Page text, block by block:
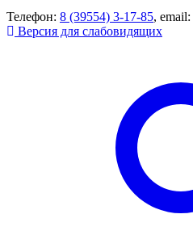
Телефон: 8 (39554) 3-17-85, email:
Версия для слабовидящих